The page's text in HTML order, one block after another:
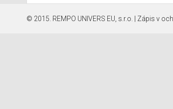
© 2015. REMPO UNIVERS EU, s.r.o. | Zápis v